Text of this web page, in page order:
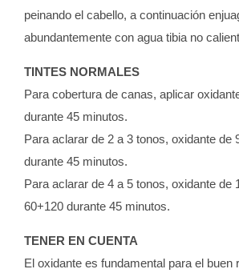
peinando el cabello, a continuación
abundantemente con agua tibia no
TINTES NORMALES
Para cobertura de canas, aplicar
durante 45 minutos.
Para aclarar de 2 a 3 tonos, oxidante de
durante 45 minutos.
Para aclarar de 4 a 5 tonos, oxidante de
60+120 durante 45 minutos.
TENER EN CUENTA
El oxidante es fundamental para el buen